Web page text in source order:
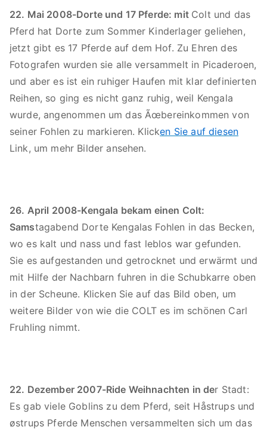
22. Mai 2008-Dorte und 17 Pferde: mit Colt und das
Pferd hat Dorte zum Sommer Kinderlager geliehen,
jetzt gibt es 17 Pferde auf dem Hof. Zu Ehren des
Fotografen wurden sie alle versammelt in Picaderoen,
und aber es ist ein ruhiger Haufen mit klar definierten
Reihen, so ging es nicht ganz ruhig, weil Kengala
wurde, angenommen um das Ãœbereinkommen von
seiner Fohlen zu markieren. Klicken Sie auf diesen
Link, um mehr Bilder ansehen.
26. April 2008-Kengala bekam einen Colt:
Samstagabend Dorte Kengalas Fohlen in das Becken,
wo es kalt und nass und fast leblos war gefunden.
Sie es aufgestanden und getrocknet und erwärmt und
mit Hilfe der Nachbarn fuhren in die Schubkarre oben
in der Scheune. Klicken Sie auf das Bild oben, um
weitere Bilder von wie die COLT es im schönen Carl
Fruhling nimmt.
22. Dezember 2007-Ride Weihnachten in der Stadt:
Es gab viele Goblins zu dem Pferd, seit Håstrups und
østrups Pferde Menschen versammelten sich um das